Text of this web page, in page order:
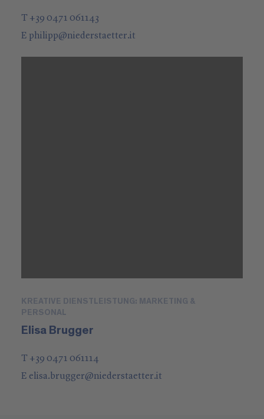
T +39 0471 061143
E philipp@niederstaetter.it
KREATIVE DIENSTLEISTUNG: MARKETING &
PERSONAL
Elisa Brugger
T +39 0471 061114
E elisa.brugger@niederstaetter.it